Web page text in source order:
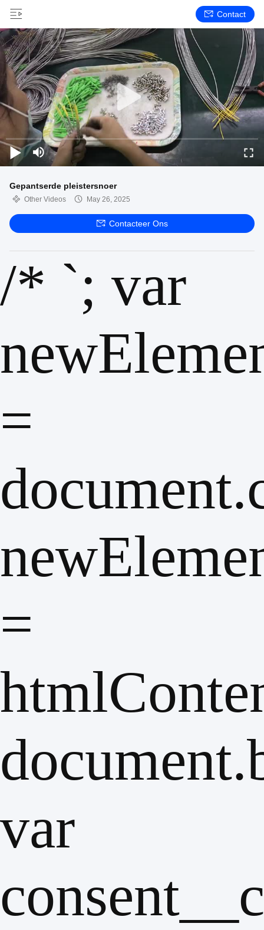
Contact
Gepantserde pleistersnoer
Other Videos May 26, 2025
Contacteer Ons
/* `; var
=
=
var